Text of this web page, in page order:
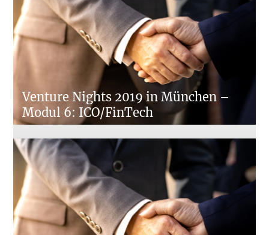
Venture Nights 2019 in München –
Modul 6: ICO/FinTech